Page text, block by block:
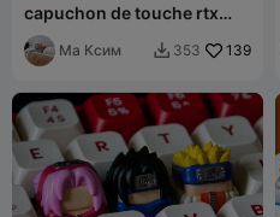
capuchon de touche rtx
3080
Ма Ксим  353 139